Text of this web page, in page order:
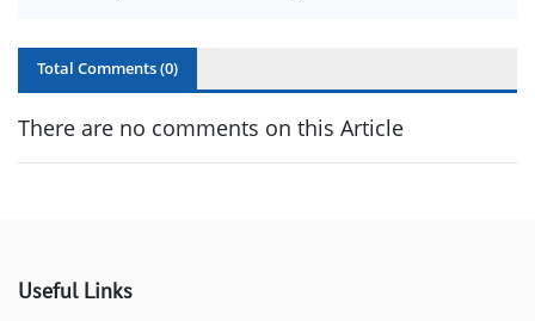
Total Comments (0)
There are no comments on this Article
Useful Links